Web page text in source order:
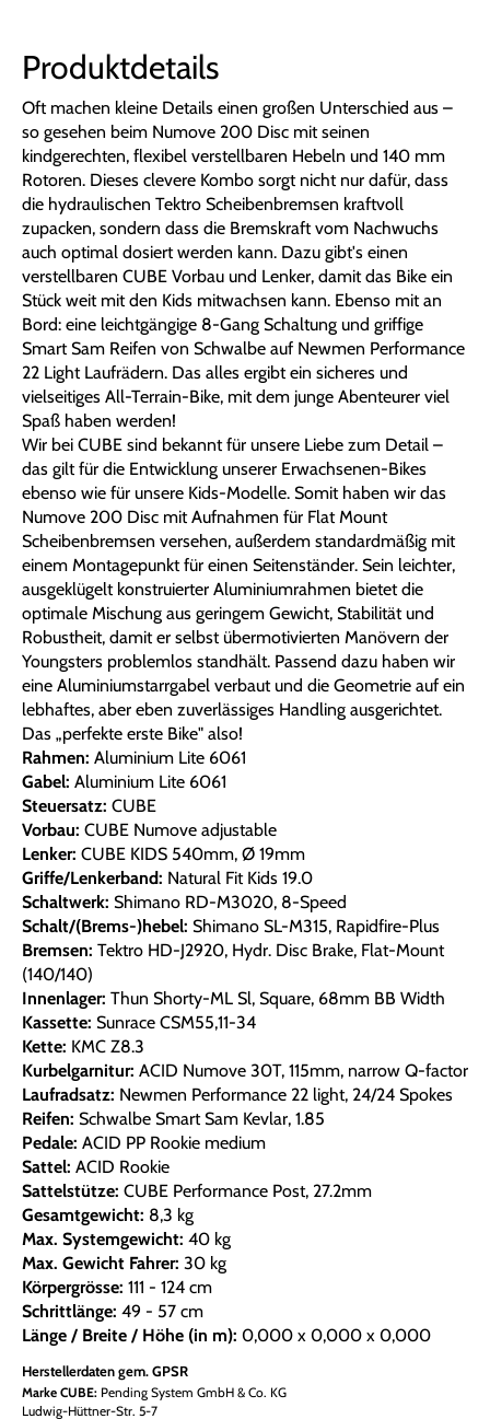
Produktdetails
Oft machen kleine Details einen großen Unterschied aus –
so gesehen beim Numove 200 Disc mit seinen
kindgerechten, flexibel verstellbaren Hebeln und 140 mm
Rotoren. Dieses clevere Kombo sorgt nicht nur dafür, dass
die hydraulischen Tektro Scheibenbremsen kraftvoll
zupacken, sondern dass die Bremskraft vom Nachwuchs
auch optimal dosiert werden kann. Dazu gibt's einen
verstellbaren CUBE Vorbau und Lenker, damit das Bike ein
Stück weit mit den Kids mitwachsen kann. Ebenso mit an
Bord: eine leichtgängige 8-Gang Schaltung und griffige
Smart Sam Reifen von Schwalbe auf Newmen Performance
22 Light Laufrädern. Das alles ergibt ein sicheres und
vielseitiges All-Terrain-Bike, mit dem junge Abenteurer viel
Spaß haben werden!
Wir bei CUBE sind bekannt für unsere Liebe zum Detail –
das gilt für die Entwicklung unserer Erwachsenen-Bikes
ebenso wie für unsere Kids-Modelle. Somit haben wir das
Numove 200 Disc mit Aufnahmen für Flat Mount
Scheibenbremsen versehen, außerdem standardmäßig mit
einem Montagepunkt für einen Seitenständer. Sein leichter,
ausgeklügelt konstruierter Aluminiumrahmen bietet die
optimale Mischung aus geringem Gewicht, Stabilität und
Robustheit, damit er selbst übermotivierten Manövern der
Youngsters problemlos standhält. Passend dazu haben wir
eine Aluminiumstarrgabel verbaut und die Geometrie auf ein
lebhaftes, aber eben zuverlässiges Handling ausgerichtet.
Das „perfekte erste Bike" also!
Rahmen: Aluminium Lite 6061
Gabel: Aluminium Lite 6061
Steuersatz: CUBE
Vorbau: CUBE Numove adjustable
Lenker: CUBE KIDS 540mm, Ø 19mm
Griffe/Lenkerband: Natural Fit Kids 19.0
Schaltwerk: Shimano RD-M3020, 8-Speed
Schalt/(Brems-)hebel: Shimano SL-M315, Rapidfire-Plus
Bremsen: Tektro HD-J2920, Hydr. Disc Brake, Flat-Mount
(140/140)
Innenlager: Thun Shorty-ML Sl, Square, 68mm BB Width
Kassette: Sunrace CSM55,11-34
Kette: KMC Z8.3
Kurbelgarnitur: ACID Numove 30T, 115mm, narrow Q-factor
Laufradsatz: Newmen Performance 22 light, 24/24 Spokes
Reifen: Schwalbe Smart Sam Kevlar, 1.85
Pedale: ACID PP Rookie medium
Sattel: ACID Rookie
Sattelstütze: CUBE Performance Post, 27.2mm
Gesamtgewicht: 8,3 kg
Max. Systemgewicht: 40 kg
Max. Gewicht Fahrer: 30 kg
Körpergrösse: 111 - 124 cm
Schrittlänge: 49 - 57 cm
Länge / Breite / Höhe (in m): 0,000 x 0,000 x 0,000
Herstellerdaten gem. GPSR
Marke CUBE: Pending System GmbH & Co. KG
Ludwig-Hüttner-Str. 5-7